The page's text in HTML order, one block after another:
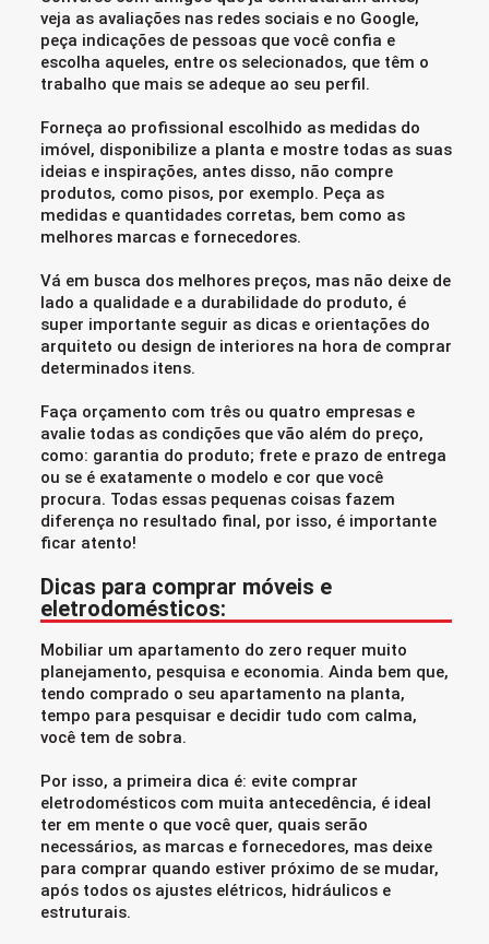
veja as avaliações nas redes sociais e no Google,
peça indicações de pessoas que você confia e
escolha aqueles, entre os selecionados, que têm o
trabalho que mais se adeque ao seu perfil.
Forneça ao profissional escolhido as medidas do
imóvel, disponibilize a planta e mostre todas as suas
ideias e inspirações, antes disso, não compre
produtos, como pisos, por exemplo. Peça as
medidas e quantidades corretas, bem como as
melhores marcas e fornecedores.
Vá em busca dos melhores preços, mas não deixe de
lado a qualidade e a durabilidade do produto, é
super importante seguir as dicas e orientações do
arquiteto ou design de interiores na hora de comprar
determinados itens.
Faça orçamento com três ou quatro empresas e
avalie todas as condições que vão além do preço,
como: garantia do produto; frete e prazo de entrega
ou se é exatamente o modelo e cor que você
procura. Todas essas pequenas coisas fazem
diferença no resultado final, por isso, é importante
ficar atento!
Dicas para comprar móveis e
eletrodomésticos:
Mobiliar um apartamento do zero requer muito
planejamento, pesquisa e economia. Ainda bem que,
tendo comprado o seu apartamento na planta,
tempo para pesquisar e decidir tudo com calma,
você tem de sobra.
Por isso, a primeira dica é: evite comprar
eletrodomésticos com muita antecedência, é ideal
ter em mente o que você quer, quais serão
necessários, as marcas e fornecedores, mas deixe
para comprar quando estiver próximo de se mudar,
após todos os ajustes elétricos, hidráulicos e
estruturais.